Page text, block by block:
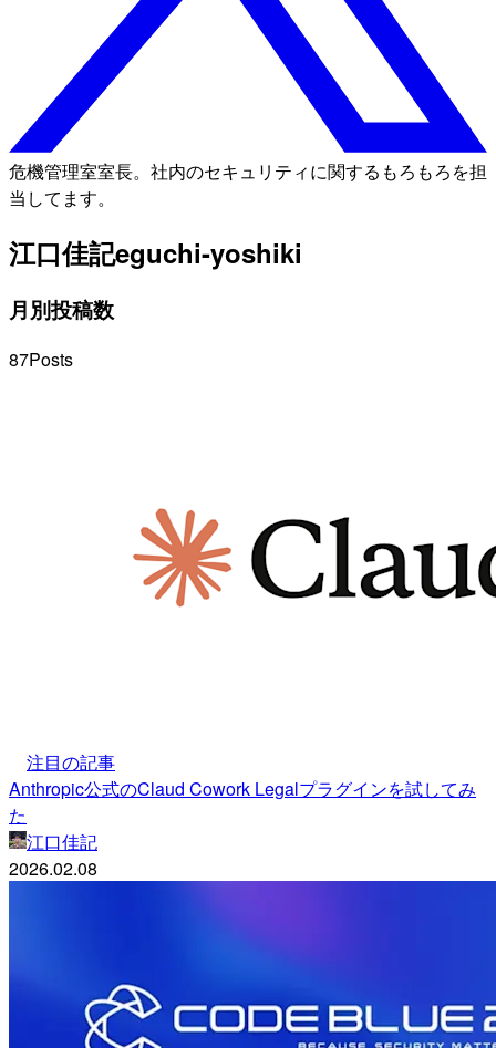
危機管理室室長。社内のセキュリティに関するもろもろを担
当してます。
江口佳記eguchi-yoshiki
月別投稿数
87Posts
注目の記事
Anthropic公式のClaud Cowork Legalプラグインを試してみ
た
江口佳記
2026.02.08